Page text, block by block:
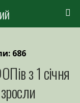
686
з 1 січня